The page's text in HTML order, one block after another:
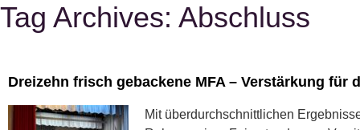
Tag Archives: Abschluss
Dreizehn frisch gebackene MFA – Verstärkung
Mit überdurchschnittlichen